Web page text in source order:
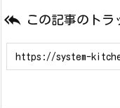
 この記事のトラ